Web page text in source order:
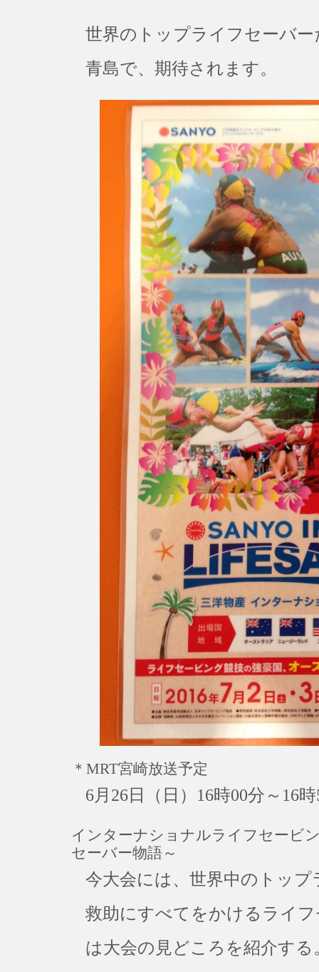
世界のトップライフセーバ
青島で、期待されます。
＊MRT宮崎放送予定
6月26日（日）16時00分～16
インターナショナルライフセービ
セーバー物語～
今大会には、世界中のトッ
救助にすべてをかけるライ
は大会の見どころを紹介する